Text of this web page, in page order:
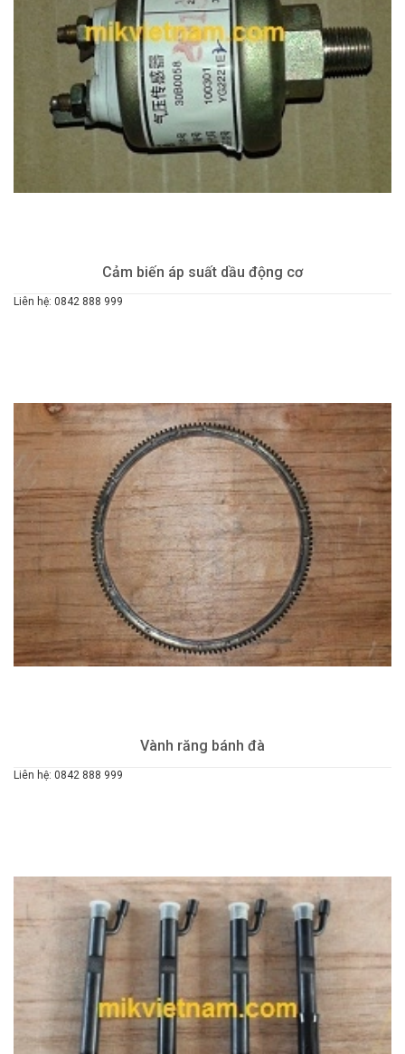
Cảm biến áp suất dầu động cơ
Liên hệ: 0842 888 999
Vành răng bánh đà
Liên hệ: 0842 888 999